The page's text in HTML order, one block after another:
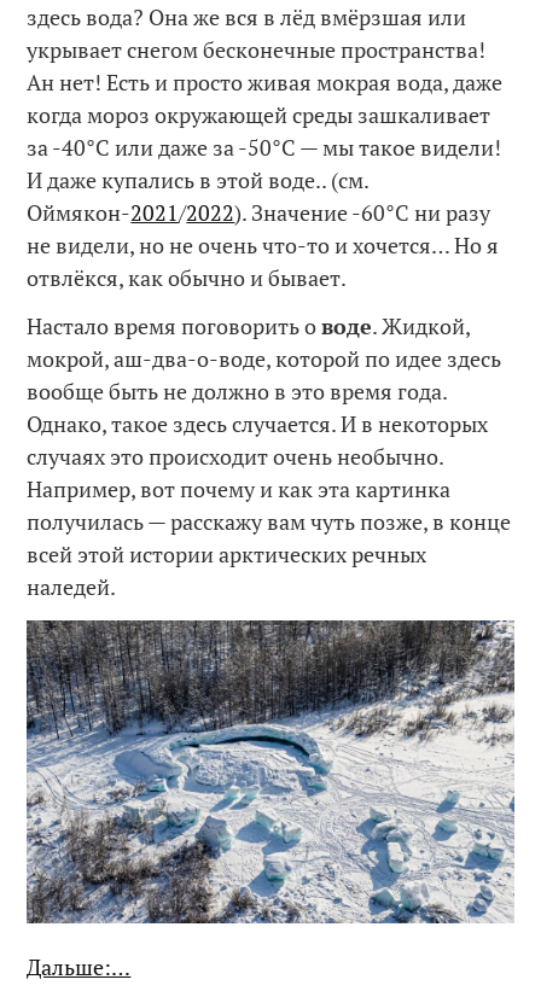
здесь вода? Она же вся в лёд вмёрзшая или
укрывает снегом бесконечные пространства!
Ан нет! Есть и просто живая мокрая вода, даже
когда мороз окружающей среды зашкаливает
за -40°C или даже за -50°C — мы такое видели!
И даже купались в этой воде.. (см.
Оймякон-2021/2022). Значение -60°C ни разу
не видели, но не очень что-то и хочется… Но я
отвлёкся, как обычно и бывает.
Настало время поговорить оводе. Жидкой,
мокрой, аш-два-о-воде, которой по идее здесь
вообще быть не должно в это время года.
Однако, такое здесь случается. И в некоторых
случаях это происходит очень необычно.
Например, вот почему и как эта картинка
получилась — расскажу вам чуть позже, в конце
всей этой истории арктических речных
наледей.
Дальше:…